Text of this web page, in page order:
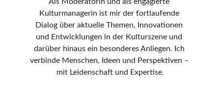
Kulturmanagerin ist mir der fortlaufende
Dialog über aktuelle Themen, Innovationen
und Entwicklungen in der Kulturszene und
darüber hinaus ein besonderes Anliegen. Ich
verbinde Menschen, Ideen und Perspektiven –
mit Leidenschaft und Expertise.